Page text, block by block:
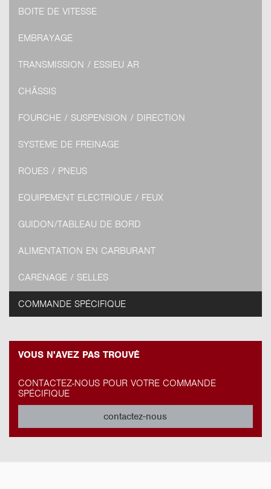
BOITE DE VITESSE
EMBRAYAGE
TRANSMISSION / ESSIEU AR
CHÂSSIS
FOURCHE / SUSPENSION / DIRECTION
SYSTÈME DE FREINAGE
ROUES / PNEUS
EQUIPEMENT ELECTRIQUE / FEUX
GUIDON/TABLEAU DE BORD
ALIMENTATION EN CARBURANT
CARÉNAGE / SELLES
COMMANDE SPÉCIFIQUE
VOUS N'AVEZ PAS TROUVÉ
CONTACTEZ-NOUS POUR VOTRE COMMANDE
SPÉCIFIQUE
contactez-nous